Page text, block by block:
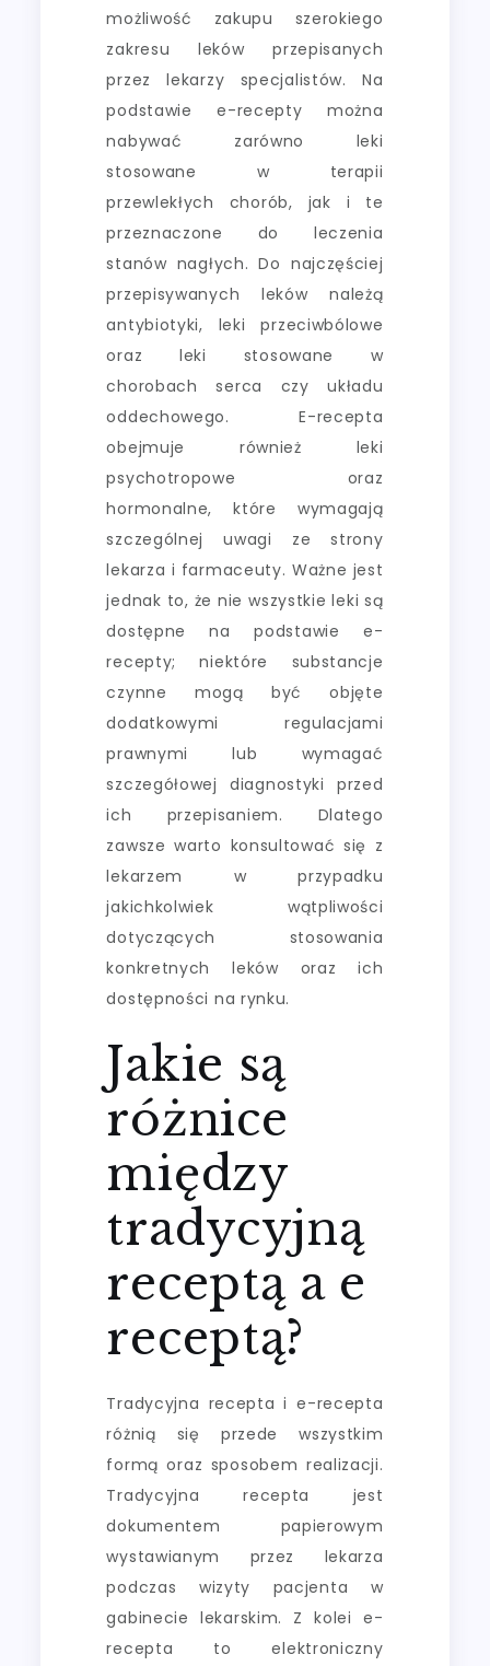
możliwość zakupu szerokiego
zakresu leków przepisanych
przez lekarzy specjalistów. Na
podstawie e-recepty można
nabywać zarówno leki
stosowane w terapii
przewlekłych chorób, jak i te
przeznaczone do leczenia
stanów nagłych. Do najczęściej
przepisywanych leków należą
antybiotyki, leki przeciwbólowe
oraz leki stosowane w
chorobach serca czy układu
oddechowego. E-recepta
obejmuje również leki
psychotropowe oraz
hormonalne, które wymagają
szczególnej uwagi ze strony
lekarza i farmaceuty. Ważne jest
jednak to, że nie wszystkie leki są
dostępne na podstawie e-
recepty; niektóre substancje
czynne mogą być objęte
dodatkowymi regulacjami
prawnymi lub wymagać
szczegółowej diagnostyki przed
ich przepisaniem. Dlatego
zawsze warto konsultować się z
lekarzem w przypadku
jakichkolwiek wątpliwości
dotyczących stosowania
konkretnych leków oraz ich
dostępności na rynku.
Jakie są
różnice
między
tradycyjną
receptą a e
receptą?
Tradycyjna recepta i e-recepta
różnią się przede wszystkim
formą oraz sposobem realizacji.
Tradycyjna recepta jest
dokumentem papierowym
wystawianym przez lekarza
podczas wizyty pacjenta w
gabinecie lekarskim. Z kolei e-
recepta to elektroniczny